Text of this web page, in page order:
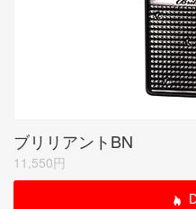
ブリリアントBN
11,550円